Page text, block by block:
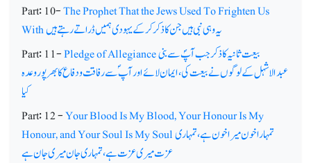
Part: 10-The Prophet That the Jews Used To Frighten Us
Withیہ وہی نبی ہیں جن کا ذکر کرکے یہودی ہمیں ڈراتے رہتے ہیں
Part: 11-Pledge of Allegianceبیعت ثانیہ کا ذکر جب آپؐ سے بنی
عبدالاشہل کے لوگوں نے بیعت کی،ایمان لائے اور آپ ؐسے رفاقت و دفاع کا بھرپور وعدہ
کیا
Part: 12 -Your Blood Is My Blood, Your Honour Is My
Honour, and Your Soul Is My Soulتمہارا خون میرا خون ہے، تمہاری
عزت میری عزت ہے، تمہاری جان میری جان ہے